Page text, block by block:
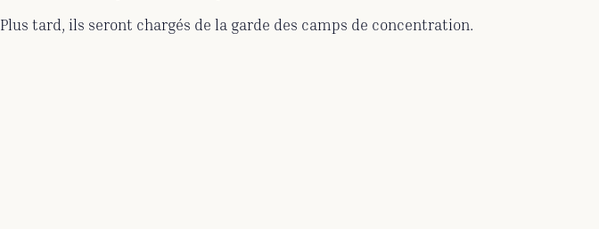
Plus tard, ils seront chargés de la garde des camps de concentration.